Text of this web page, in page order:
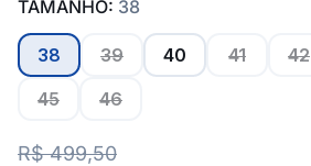
TAMANHO: 38
38 39 40 41 42
45
46
R$ 499,50